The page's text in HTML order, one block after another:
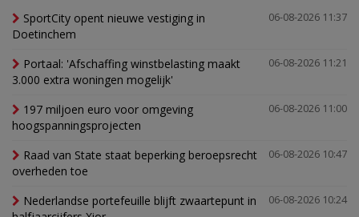
06-08-2026 11:37
SportCity opent nieuwe vestiging in
Doetinchem
06-08-2026 11:21
Portaal: 'Afschaffing winstbelasting maakt
3.000 extra woningen mogelijk'
06-08-2026 11:00
197 miljoen euro voor omgeving
hoogspanningsprojecten
06-08-2026 10:47
Raad van State staat beperking beroepsrecht
overheden toe
06-08-2026 10:24
Nederlandse portefeuille blijft zwaartepunt in